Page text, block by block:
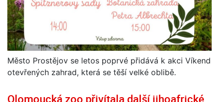
Město Prostějov se letos poprvé přidává k akci Víkend
otevřených zahrad, která se těší velké oblibě.
Olomoucká zoo přivítala další jihoafrické